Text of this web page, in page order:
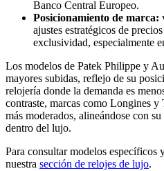
Banco Central Europeo.
Posicionamiento de marca:
ajustes estratégicos de
exclusividad, especialmente
Los modelos de Patek Philippe y
mayores subidas, reflejo de su
relojería donde la demanda es
contraste, marcas como Longines
más moderados, alineándose con
dentro del lujo.
Para consultar modelos específicos
nuestra sección de relojes de lujo.